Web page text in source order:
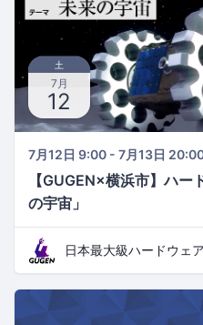
土
7月
12
7月12日 9:00 - 7月13日
【GUGEN×横浜市】ハ
の宇宙」
日本最大級ハードウェ